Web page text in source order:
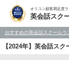
オリコン顧客満足度
英会話スク
おすすめの英会話スクールラ
【2024年】英会話ス